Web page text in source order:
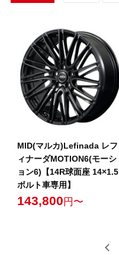
MID(マルカ)Lefinada レフ
ィナーダMOTION6(モーシ
ョン6)【14R球面座 14×1.5
ボルト車専用】
143,800 円〜